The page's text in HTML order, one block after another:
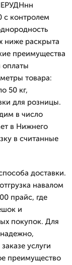
с контролем
ниже раскрыта
преимущества
оплаты
товара:
50 кг,
для розницы.
в число
в Нижнего
в считанные
доставки.
навалом
прайс, где
и
покупок. Для
услуги
преимущество